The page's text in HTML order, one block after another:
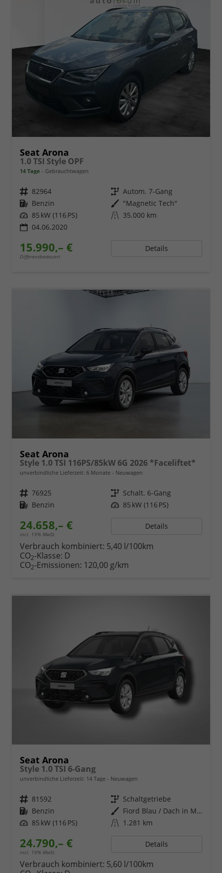
Seat Arona
1.0 TSI Style OPF
14 Tage Gebrauchtwagen
Fahrzeugnr. 82964 Getriebe Autom. 7-Gang
Kraftstoff Benzin Außenfarbe "Magnetic Tech"
Leistung 85 kW (116 PS) Kilometerstand 35.000 km
04.06.2020
15.990,– €
Differenzbesteuert
Details
Seat Arona
Style 1.0 TSI 116PS/85kW 6G 2026 *Faceliftet*
unverbindliche Lieferzeit: 6 Monate Neuwagen
Fahrzeugnr. 76925 Getriebe Schalt. 6-Gang
Kraftstoff Benzin Leistung 85 kW (116 PS)
24.658,– €
incl. 19% MwSt.
Details
Verbrauch kombiniert: 5,40 l/100km
CO2-Klasse: D
CO2-Emissionen: 120,00 g/km
Seat Arona
Style 1.0 TSI 6-Gang
unverbindliche Lieferzeit: 14 Tage Neuwagen
Fahrzeugnr. 81592 Getriebe Schaltgetriebe
Kraftstoff Benzin Außenfarbe
Fiord Blau / Dach in Midnight Schwarz Metallic
Leistung 85 kW (116 PS) Kilometerstand 1.281 km
24.790,– €
incl. 19% MwSt.
Details
Verbrauch kombiniert: 5,60 l/100km